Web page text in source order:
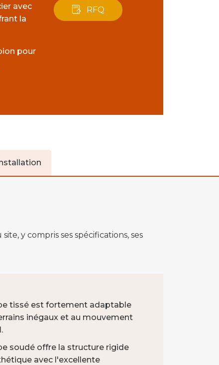
avec
la
pour
RFQ
y compris ses spécifications, ses
tissé est fortement adaptable
inégaux et au mouvement
soudé offre la structure rigide
avec l'excellente